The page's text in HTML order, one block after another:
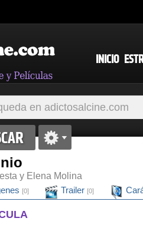
INICIO
y Elena Molina
[0] Trailer [0]